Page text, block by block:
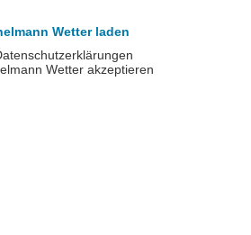
Wetter laden
Wetter akzeptieren